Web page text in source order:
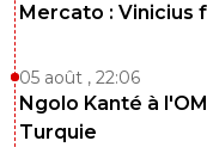
Mercato : Vinicius
05 août , 22:06
Ngolo Kanté à
Turquie